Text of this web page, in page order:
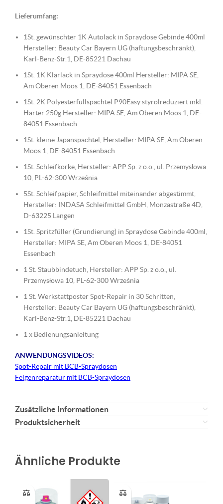
Lieferumfang:
1St. gewünschter 1K Autolack in Spraydose Gebinde 400ml
Hersteller: Beauty Car Bayern UG (haftungsbeschränkt),
Karl-Benz-Str.1, DE-85221 Dachau
1St. 1K Klarlack in Spraydose 400ml Hersteller: MIPA SE,
Am Oberen Moos 1, DE-84051 Essenbach
1St. 2K Polyesterfüllspachtel P90Easy styrolreduziert inkl.
Härter 250g Hersteller: MIPA SE, Am Oberen Moos 1, DE-
84051 Essenbach
1St. kleine Japanspachtel, Hersteller: MIPA SE, Am Oberen
Moos 1, DE-84051 Essenbach
1St. Schleifkorke, Hersteller: APP Sp. z o.o., ul. Przemysłowa
10, PL-62-300 Września
5St. Schleifpapier, Schleifmittel miteinander abgestimmt,
Hersteller: INDASA Schleifmittel GmbH, Monzastraße 4D,
D-63225 Langen
1St. Spritzfüller (Grundierung) in Spraydose Gebinde 400ml,
Hersteller: MIPA SE, Am Oberen Moos 1, DE-84051
Essenbach
1 St. Staubbindetuch, Hersteller: APP Sp. z o.o., ul.
Przemysłowa 10, PL-62-300 Września
1 St. Werkstattposter Spot-Repair in 30 Schritten,
Hersteller: Beauty Car Bayern UG (haftungsbeschränkt),
Karl-Benz-Str.1, DE-85221 Dachau
1 x Bedienungsanleitung
ANWENDUNGSVIDEOS:
Spot-Repair mit BCB-Spraydosen
Felgenreparatur mit BCB-Spraydosen
Zusätzliche Informationen
Produktsicherheit
Ähnliche Produkte